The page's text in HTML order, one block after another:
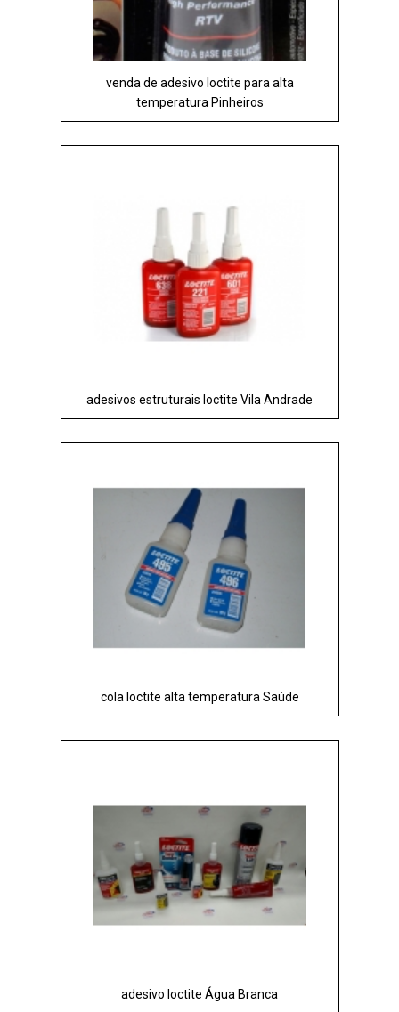
venda de adesivo loctite para alta
temperatura Pinheiros
adesivos estruturais loctite Vila Andrade
cola loctite alta temperatura Saúde
adesivo loctite Água Branca